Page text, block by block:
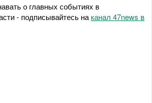
о главных событиях в
- подписывайтесь на канал 47news в